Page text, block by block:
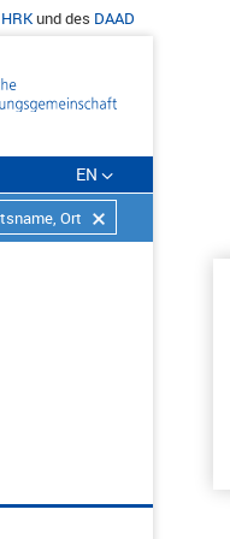
HRKund des DAAD
EN